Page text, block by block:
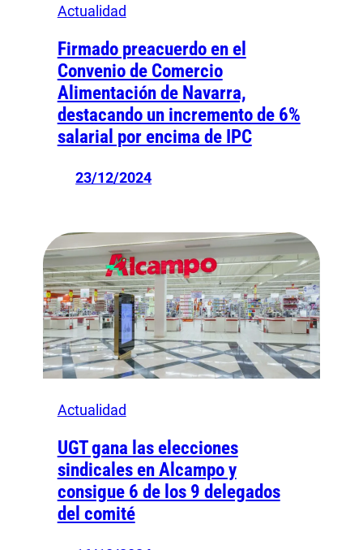
Actualidad
Firmado preacuerdo en el
Convenio de Comercio
Alimentación de Navarra,
destacando un incremento de 6%
salarial por encima de IPC
23/12/2024
Actualidad
UGT gana las elecciones
sindicales en Alcampo y
consigue 6 de los 9 delegados
del comité